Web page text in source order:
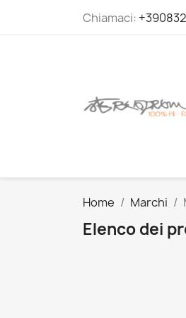
Chiamaci:
Home Marchi
Elenco dei